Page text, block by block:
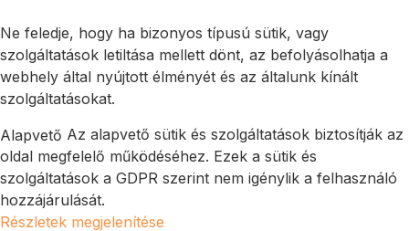
Ne feledje, hogy ha bizonyos típusú sütik, vagy
szolgáltatások letiltása mellett dönt, az befolyásolhatja a
webhely által nyújtott élményét és az általunk kínált
szolgáltatásokat.
Alapvető Az alapvető sütik és szolgáltatások biztosítják az
oldal megfelelő működéséhez. Ezek a sütik és
szolgáltatások a GDPR szerint nem igénylik a felhasználó
hozzájárulását.
Részletek megjelenítése